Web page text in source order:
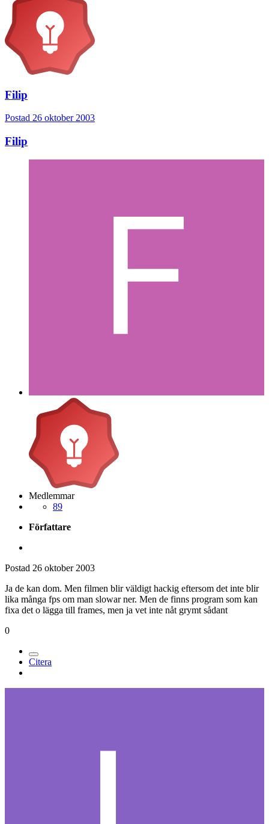
Filip
Postad 26 oktober 2003
Filip
Medlemmar
89
Författare
Postad 26 oktober 2003
Ja de kan dom. Men filmen blir väldigt hackig eftersom det inte blir
lika många fps om man slowar ner. Men de finns program som kan
fixa det o lägga till frames, men ja vet inte nåt grymt sådant
0
Citera